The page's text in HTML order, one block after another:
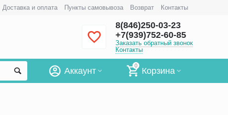
Доставка и оплата Пункты самовывоза Возврат Контакты
8(846)250-03-23
+7(939)752-60-85
Заказать обратный звонок
Контакты
0
Корзина
Аккаунт